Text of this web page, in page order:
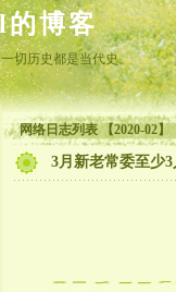
的博客
切历史都是当代史。
网络日志列表 【2020-02】
3月新老常委至少